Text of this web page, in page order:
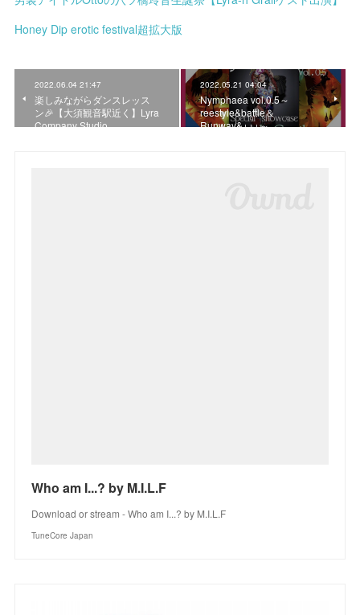
Honey Dip erotic festival超拡大版
2022.06.04 21:47
楽しみながらダンスレッス
ン🎉【大須観音駅近く】Lyra
Company Studio
2022.05.21 04:04
Nymphaea vol.0.5～
reestyle&battle＆
Runway&+++～
Who am I...? by M.I.L.F
Download or stream - Who am I...? by M.I.L.F
TuneCore Japan